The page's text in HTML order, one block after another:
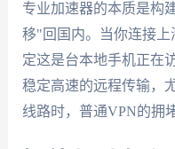
专业加速器的本质是构
移"回国内。当你连接上
定这是台本地手机正在
稳定高速的远程传输，
线路时，普通VPN的拥